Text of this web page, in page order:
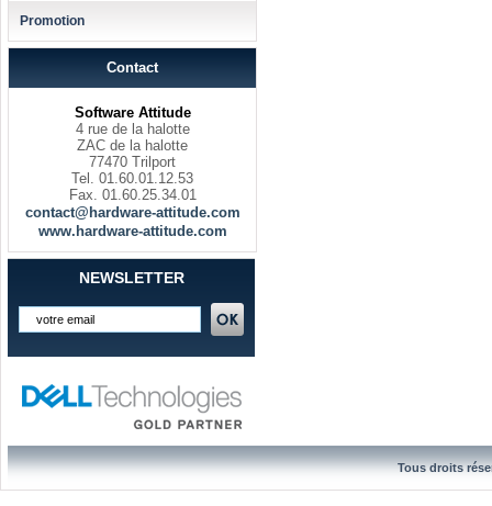
Promotion
Contact
Software Attitude
4 rue de la halotte
ZAC de la halotte
77470 Trilport
Tel. 01.60.01.12.53
Fax. 01.60.25.34.01
contact@hardware-attitude.com
www.hardware-attitude.com
NEWSLETTER
Tous droits